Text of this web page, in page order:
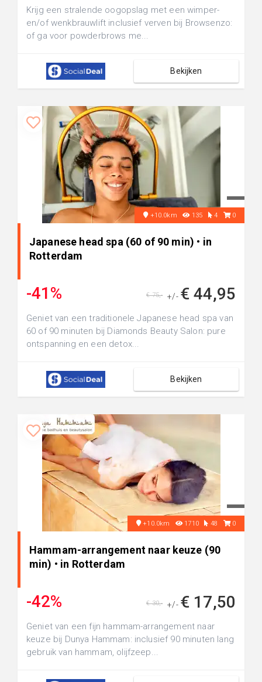
Krijg een stralende oogopslag met een wimper-
en/of wenkbrauwlift inclusief verven bij Browsenzo:
of ga voor powderbrows me...
Bekijken
+10.0km 135 4 0
Japanese head spa (60 of 90 min) • in
Rotterdam
-41% +/- € 44,95
€ 75,-
Geniet van een traditionele Japanese head spa van
60 of 90 minuten bij Diamonds Beauty Salon: pure
ontspanning en een detox...
Bekijken
+10.0km 1710 48 0
Hammam-arrangement naar keuze (90
min) • in Rotterdam
-42% +/- € 17,50
€ 30,-
Geniet van een fijn hammam-arrangement naar
keuze bij Dunya Hammam: inclusief 90 minuten lang
gebruik van hammam, olijfzeep...